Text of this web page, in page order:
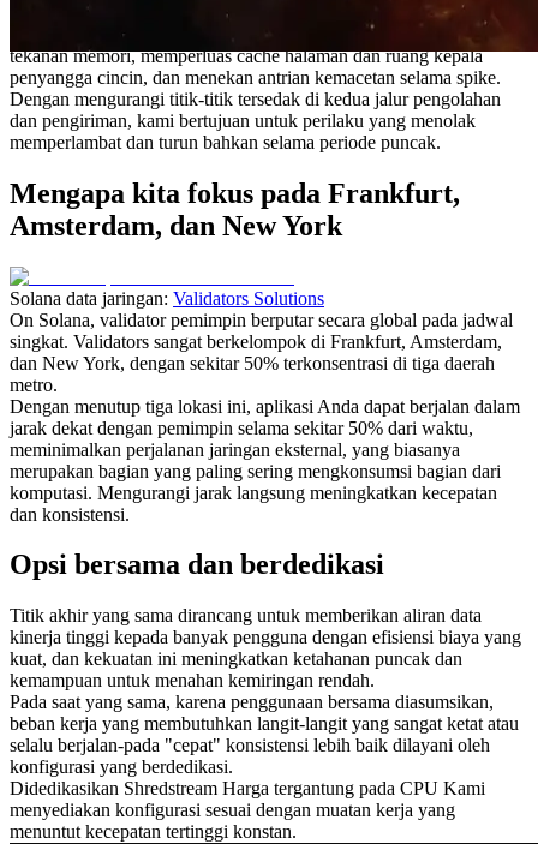
Kami menambahkan beberapa konfigurasi server dengan pasar-
kecepatan jam terkemuka dan fokus tuning pada menghilangkan
tekanan memori, memperluas cache halaman dan ruang kepala
penyangga cincin, dan menekan antrian kemacetan selama spike.
Dengan mengurangi titik-titik tersedak di kedua jalur pengolahan
dan pengiriman, kami bertujuan untuk perilaku yang menolak
memperlambat dan turun bahkan selama periode puncak.
Mengapa kita fokus pada Frankfurt,
Amsterdam, dan New York
Solana data jaringan: Validators Solutions
On Solana, validator pemimpin berputar secara global pada jadwal
singkat. Validators sangat berkelompok di Frankfurt, Amsterdam,
dan New York, dengan sekitar 50% terkonsentrasi di tiga daerah
metro.
Dengan menutup tiga lokasi ini, aplikasi Anda dapat berjalan dalam
jarak dekat dengan pemimpin selama sekitar 50% dari waktu,
meminimalkan perjalanan jaringan eksternal, yang biasanya
merupakan bagian yang paling sering mengkonsumsi bagian dari
komputasi. Mengurangi jarak langsung meningkatkan kecepatan
dan konsistensi.
Opsi bersama dan berdedikasi
Titik akhir yang sama dirancang untuk memberikan aliran data
kinerja tinggi kepada banyak pengguna dengan efisiensi biaya yang
kuat, dan kekuatan ini meningkatkan ketahanan puncak dan
kemampuan untuk menahan kemiringan rendah.
Pada saat yang sama, karena penggunaan bersama diasumsikan,
beban kerja yang membutuhkan langit-langit yang sangat ketat atau
selalu berjalan-pada "cepat" konsistensi lebih baik dilayani oleh
konfigurasi yang berdedikasi.
Didedikasikan Shredstream Harga tergantung pada CPU Kami
menyediakan konfigurasi sesuai dengan muatan kerja yang
menuntut kecepatan tertinggi konstan.